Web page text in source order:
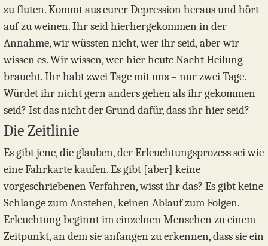
zu fluten. Kommt aus eurer Depression heraus und hört
auf zu weinen. Ihr seid hierhergekommen in der
Annahme, wir wüssten nicht, wer ihr seid, aber wir
wissen es. Wir wissen, wer hier heute Nacht Heilung
braucht. Ihr habt zwei Tage mit uns – nur zwei Tage.
Würdet ihr nicht gern anders gehen als ihr gekommen
seid? Ist das nicht der Grund dafür, dass ihr hier seid?
Die Zeitlinie
Es gibt jene, die glauben, der Erleuchtungsprozess sei wie
eine Fahrkarte kaufen. Es gibt [aber] keine
vorgeschriebenen Verfahren, wisst ihr das? Es gibt keine
Schlange zum Anstehen, keinen Ablauf zum Folgen.
Erleuchtung beginnt im einzelnen Menschen zu einem
Zeitpunkt, an dem sie anfangen zu erkennen, dass sie ein